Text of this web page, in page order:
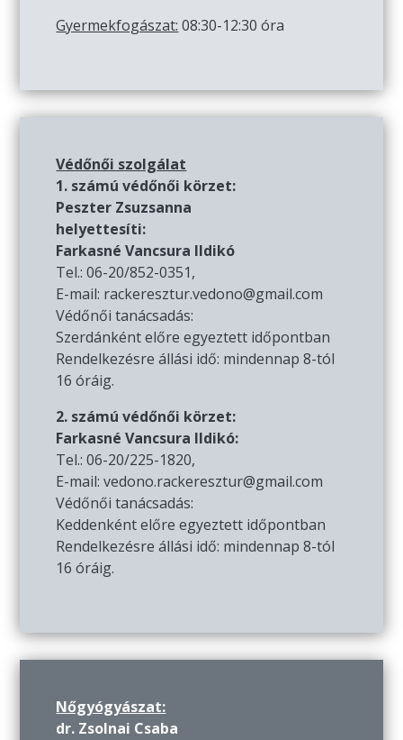
Gyermekfogászat: 08:30-12:30 óra
Védőnői szolgálat
1. számú védőnői körzet:
Peszter Zsuzsanna
helyettesíti:
Farkasné Vancsura Ildikó
Tel.: 06-20/852-0351,
E-mail: rackeresztur.vedono@gmail.com
Védőnői tanácsadás:
Szerdánként előre egyeztett időpontban
Rendelkezésre állási idő: mindennap 8-tól
16 óráig.
2. számú védőnői körzet:
Farkasné Vancsura Ildikó:
Tel.: 06-20/225-1820,
E-mail: vedono.rackeresztur@gmail.com
Védőnői tanácsadás:
Keddenként előre egyeztett időpontban
Rendelkezésre állási idő: mindennap 8-tól
16 óráig.
Nőgyógyászat:
dr. Zsolnai Csaba